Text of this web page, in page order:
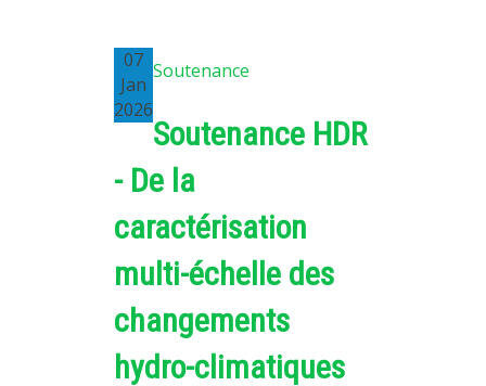
07
Jan
2026
Soutenance
Soutenance HDR
- De la
caractérisation
multi-échelle des
changements
hydro-climatiques